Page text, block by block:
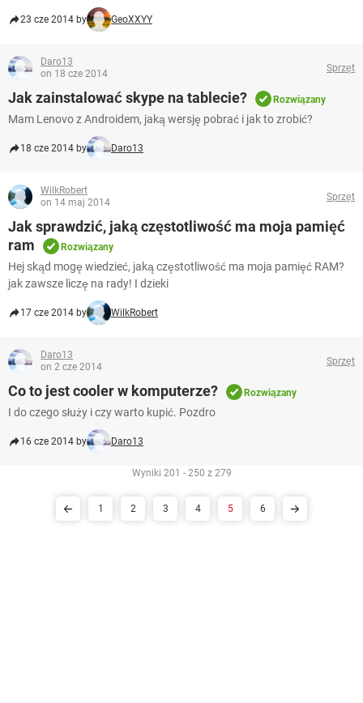
23 cze 2014 by GeoXXYY
Daro13
on 18 cze 2014
Sprzęt
Jak zainstalować skype na tablecie? Rozwiązany
Mam Lenovo z Androidem, jaką wersję pobrać i jak to zrobić?
18 cze 2014 by Daro13
WilkRobert
on 14 maj 2014
Sprzęt
Jak sprawdzić, jaką częstotliwość ma moja pamięć
ram
Rozwiązany
Hej skąd mogę wiedzieć, jaką częstotliwość ma moja pamięć RAM?
jak zawsze liczę na rady! I dzieki
17 cze 2014 by WilkRobert
Daro13
on 2 cze 2014
Sprzęt
Co to jest cooler w komputerze? Rozwiązany
I do czego służy i czy warto kupić. Pozdro
16 cze 2014 by Daro13
Wyniki 201 - 250 z 279
1 2 3 4 5 6